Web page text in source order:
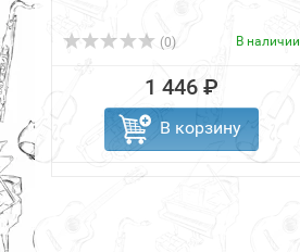
(0) В наличии
1 446 ₽
В корзину